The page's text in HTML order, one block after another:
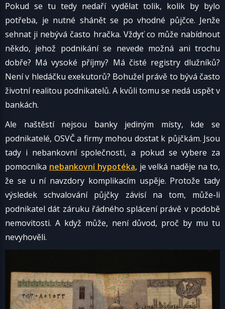
Pokud se tu tedy nedaří vydělat tolik, kolik by bylo
potřeba, je nutné shánět se po vhodné půjčce. Jenže
sehnat ji nebývá často hračka. Vždyť co může nabídnout
někdo, jehož podnikání se nevede možná ani trochu
dobře? Má vysoké příjmy? Má čisté registry dlužníků?
Není v hledáčku exekutorů? Bohužel právě to bývá často
životní realitou podnikatelů. A kvůli tomu se nedá uspět v
bankách.
Ale naštěstí nejsou banky jediným místy, kde se
podnikatelé, OSVČ a firmy mohou dostat k půjčkám. Jsou
tady i nebankovní společnosti, a pokud se vybere za
pomocníka nebankovní hypotéka, je velká naděje na to,
že se u ní navzdory komplikacím uspěje. Protože tady
výsledek schvalování půjčky závisí na tom, může-li
podnikatel dát záruku řádného splácení právě v podobě
nemovitosti. A když může, není důvod, proč by mu tu
nevyhověli.